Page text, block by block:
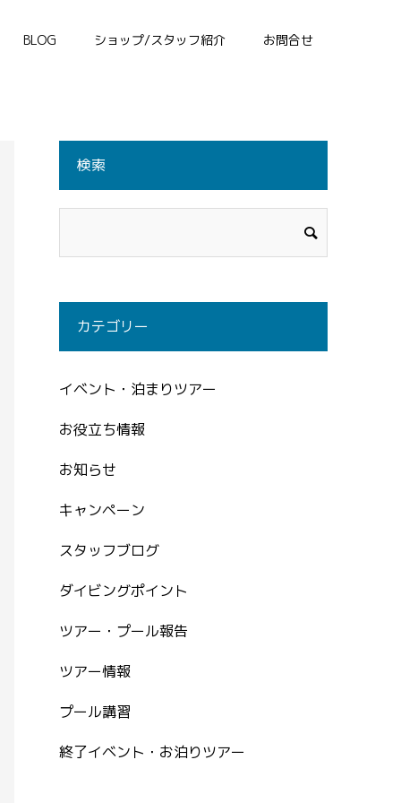
BLOG ショップ/スタッフ紹介 お問合せ
検索
カテゴリー
イベント・泊まりツアー
お役立ち情報
お知らせ
キャンペーン
スタッフブログ
ダイビングポイント
ツアー・プール報告
ツアー情報
プール講習
終了イベント・お泊りツアー